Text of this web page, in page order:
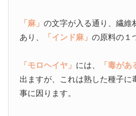
「麻」の文字が入る通り、繊維
あり、
「インド麻」の原料の１
「モロヘイヤ」 には、 「毒があ
出ますが、これは熟した種子に
事に因ります。